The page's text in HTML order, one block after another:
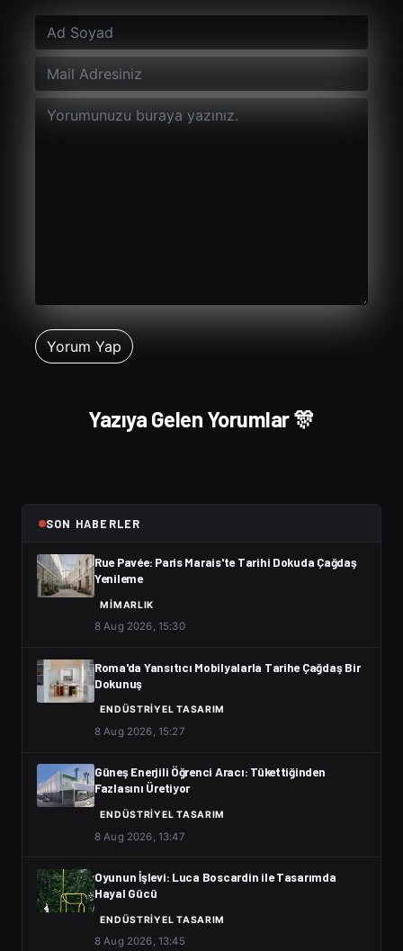
Yazıya Gelen Yorumlar 🎊
SON HABERLER
Rue Pavée: Paris Marais'te Tarihi Dokuda Çağdaş
Yenileme
MIMARLIK
8 Aug 2026, 15:30
Roma'da Yansıtıcı Mobilyalarla Tarihe Çağdaş Bir
Dokunuş
ENDÜSTRIYEL TASARIM
8 Aug 2026, 15:27
Güneş Enerjili Öğrenci Aracı: Tükettiğinden
Fazlasını Üretiyor
ENDÜSTRIYEL TASARIM
8 Aug 2026, 13:47
Oyunun İşlevi: Luca Boscardin ile Tasarımda
Hayal Gücü
ENDÜSTRIYEL TASARIM
8 Aug 2026, 13:45